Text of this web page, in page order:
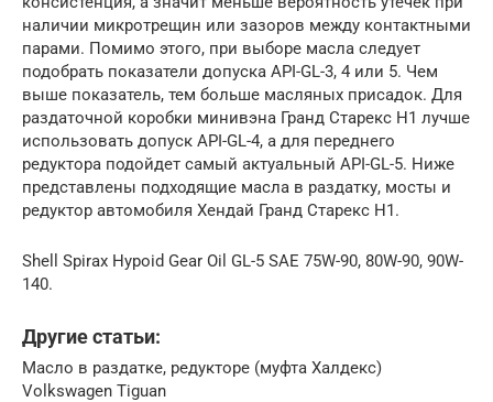
наличии микротрещин или зазоров между контактными
парами. Помимо этого, при выборе масла следует
подобрать показатели допуска API-GL-3, 4 или 5. Чем
выше показатель, тем больше масляных присадок. Для
раздаточной коробки минивэна Гранд Старекс Н1 лучше
использовать допуск API-GL-4, а для переднего
редуктора подойдет самый актуальный API-GL-5. Ниже
представлены подходящие масла в раздатку, мосты и
редуктор автомобиля Хендай Гранд Старекс H1.
Shell Spirax Hypoid Gear Oil GL-5 SAE 75W-90, 80W-90, 90W-
140.
Другие статьи:
Масло в раздатке, редукторе (муфта Халдекс)
Volkswagen Tiguan